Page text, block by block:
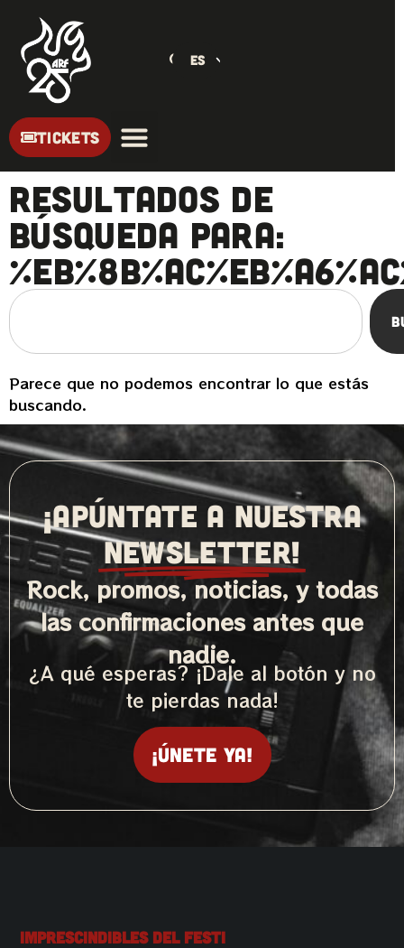
ES
TICKETS
Resultados de
búsqueda para:
Parece que no podemos encontrar lo que estás
buscando.
¡APÚNTATE A NUESTRA
NEWSLETTER!
Rock, promos, noticias, y todas
las confirmaciones antes que
nadie.
¿A qué esperas? ¡Dale al botón y no
te pierdas nada!
¡Únete ya!
Imprescindibles Del Festi